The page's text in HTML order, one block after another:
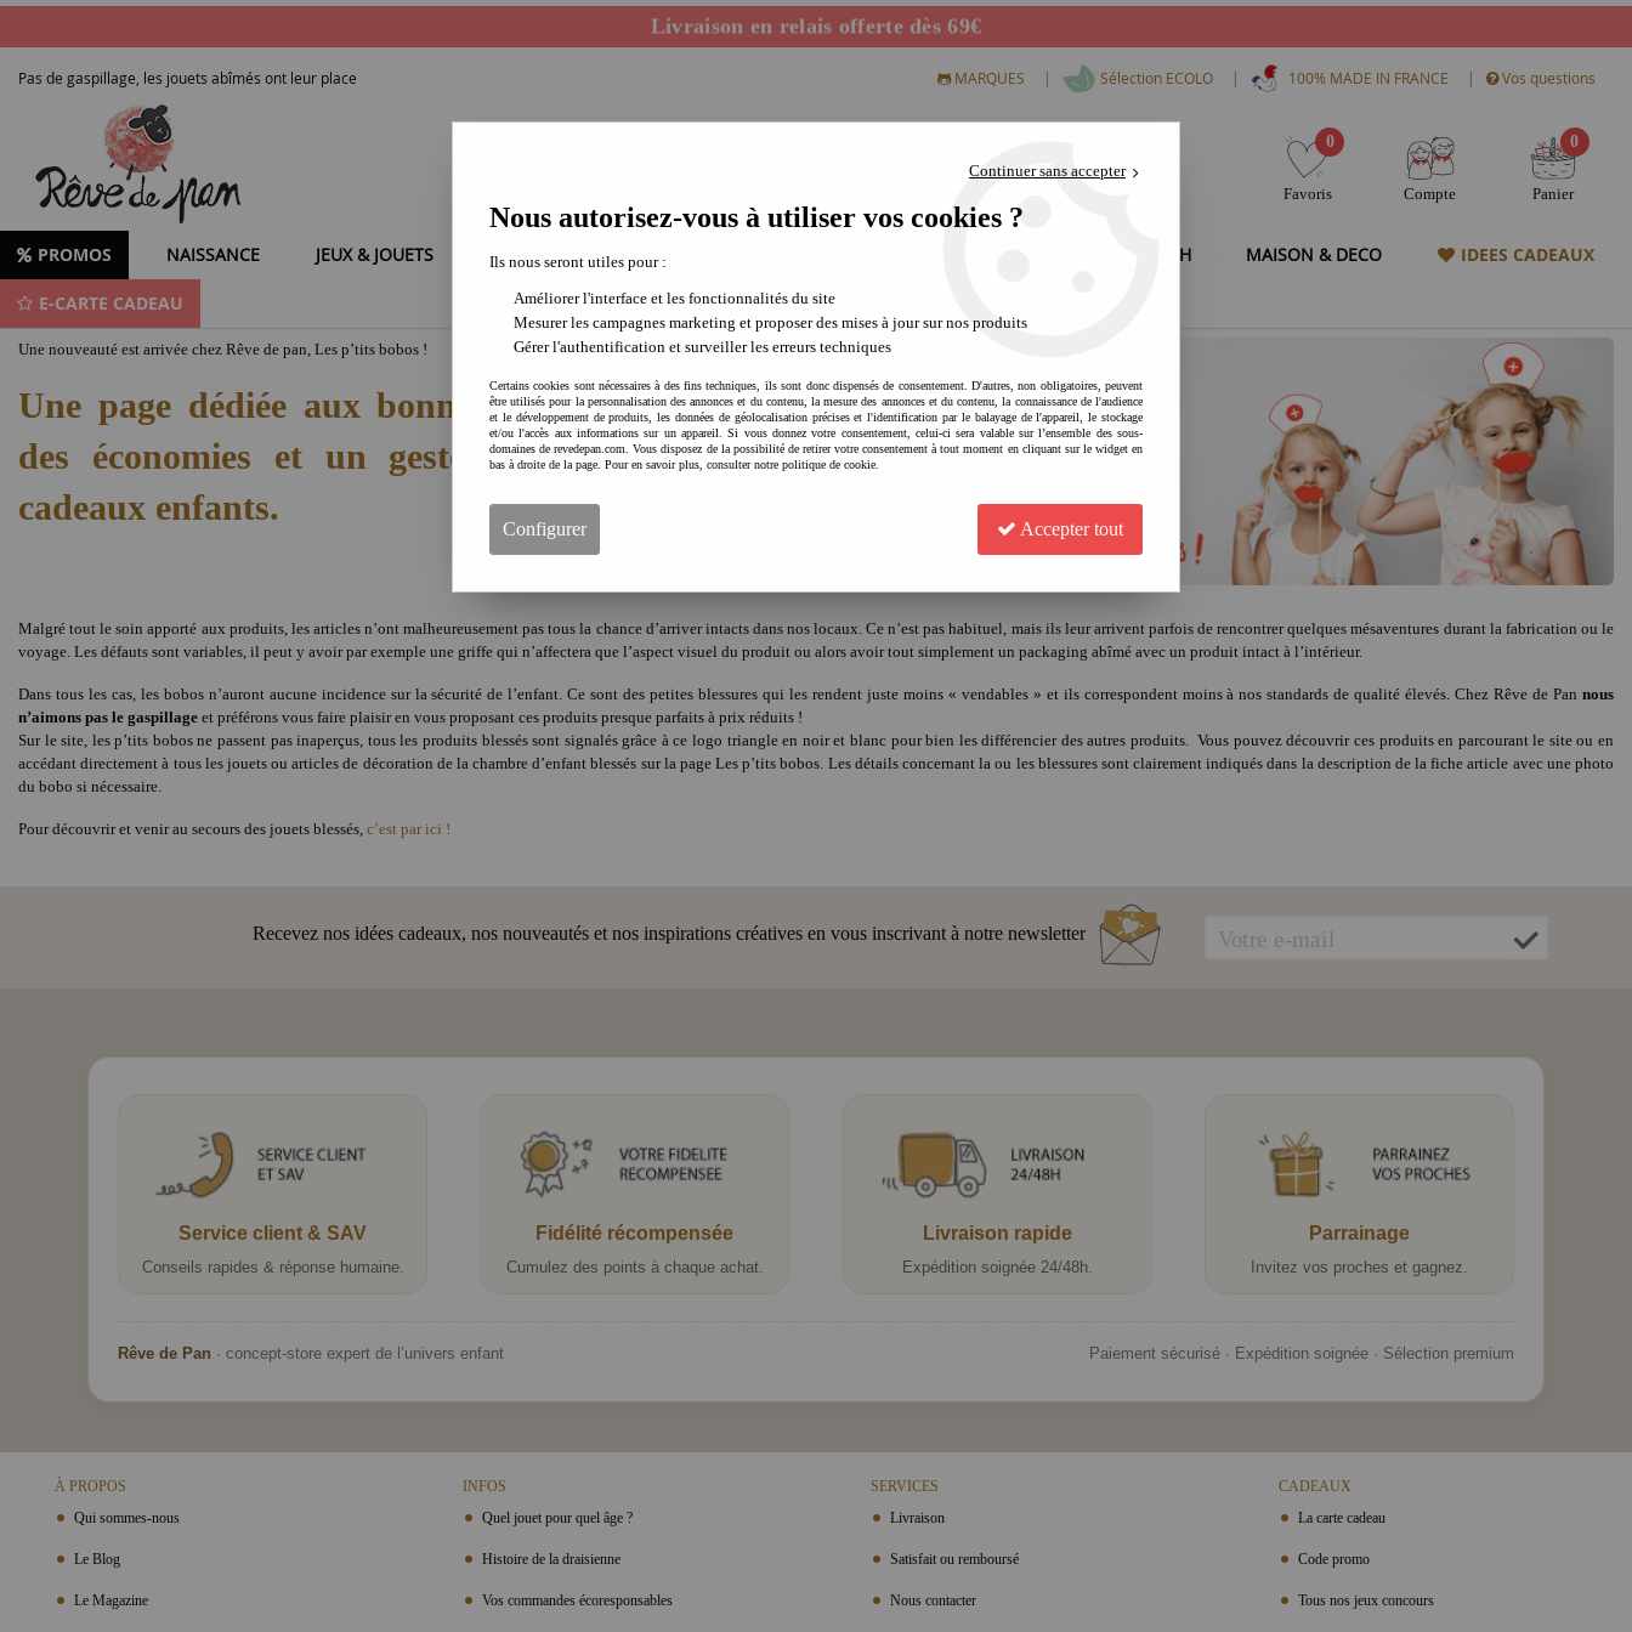
Livraison en relais offerte dès 69€
Pas de gaspillage, les jouets abîmés ont leur place MARQUES | Sélection ECOLO | 100% MADE IN FRANCE | Vos questions
0
Favoris Compte
0
Panier
PROMOS NAISSANCE JEUX & JOUETS LOISIRS CREATIFS MODE & HIGH TECH MAISON & DECO IDEES CADEAUX
E-CARTE CADEAU
Pour donner une seconde vie aux jouets déclassés : les p'tits bobos de Rêve de Pan
Une nouveauté est arrivée chez Rêve de pan, Les p’tits bobos !
Une page dédiée aux bonnes affaires pour faire
des économies et un geste écologique sur vos
cadeaux enfants.
Malgré tout le soin apporté aux produits, les articles n’ont malheureusement pas tous la chance d’arriver intacts dans nos locaux. Ce n’est pas habituel, mais ils leur arrivent parfois de rencontrer quelques mésaventures durant la fabrication ou le
voyage. Les défauts sont variables, il peut y avoir par exemple une griffe qui n’affectera que l’aspect visuel du produit ou alors avoir tout simplement un packaging abîmé avec un produit intact à l’intérieur.
Dans tous les cas, les bobos n’auront aucune incidence sur la sécurité de l’enfant. Ce sont des petites blessures qui les rendent juste moins « vendables » et ils correspondent moins à nos standards de qualité élevés. Chez Rêve de Pan nous
n’aimons pas le gaspillage et préférons vous faire plaisir en vous proposant ces produits presque parfaits à prix réduits !
Sur le site, les p’tits bobos ne passent pas inaperçus, tous les produits blessés sont signalés grâce à ce logo triangle en noir et blanc pour bien les différencier des autres produits. Vous pouvez découvrir ces produits en parcourant le site ou en
accédant directement à tous les jouets ou articles de décoration de la chambre d’enfant blessés sur la page Les p’tits bobos. Les détails concernant la ou les blessures sont clairement indiqués dans la description de la fiche article avec une photo
du bobo si nécessaire.
Pour découvrir et venir au secours des jouets blessés, c’est par ici !
Recevez nos idées cadeaux, nos nouveautés et nos inspirations créatives en vous inscrivant à notre newsletter
Service client & SAV
Conseils rapides & réponse humaine.
Fidélité récompensée
Cumulez des points à chaque achat.
Livraison rapide
Expédition soignée 24/48h.
Parrainage
Invitez vos proches et gagnez.
Rêve de Pan · concept-store expert de l’univers enfant Paiement sécurisé · Expédition soignée · Sélection premium
À PROPOS
Qui sommes-nous
Le Blog
Le Magazine
INFOS
Quel jouet pour quel âge ?
Histoire de la draisienne
Vos commandes écoresponsables
SERVICES
Livraison
Satisfait ou remboursé
Nous contacter
CADEAUX
La carte cadeau
Code promo
Tous nos jeux concours
Continuer sans accepter
Nous autorisez-vous à utiliser vos cookies ?
Ils nous seront utiles pour :
Améliorer l'interface et les fonctionnalités du site
Mesurer les campagnes marketing et proposer des mises à jour sur nos produits
Gérer l'authentification et surveiller les erreurs techniques
Certains cookies sont nécessaires à des fins techniques, ils sont donc dispensés de consentement. D'autres, non obligatoires, peuvent
être utilisés pour la personnalisation des annonces et du contenu, la mesure des annonces et du contenu, la connaissance de l'audience
et le développement de produits, les données de géolocalisation précises et l'identification par le balayage de l'appareil, le stockage
et/ou l'accès aux informations sur un appareil. Si vous donnez votre consentement, celui-ci sera valable sur l’ensemble des sous-
domaines de revedepan.com. Vous disposez de la possibilité de retirer votre consentement à tout moment en cliquant sur le widget en
bas à droite de la page. Pour en savoir plus, consulter notre politique de cookie.
Configurer Accepter tout